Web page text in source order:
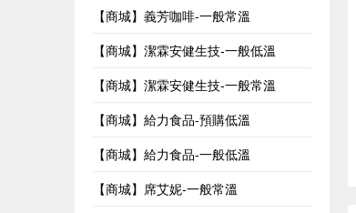
【商城】義芳咖啡-一般常溫
【商城】潔霖安健生技-一般低溫
【商城】潔霖安健生技-一般常溫
【商城】給力食品-預購低溫
【商城】給力食品-一般低溫
【商城】席艾妮-一般常溫